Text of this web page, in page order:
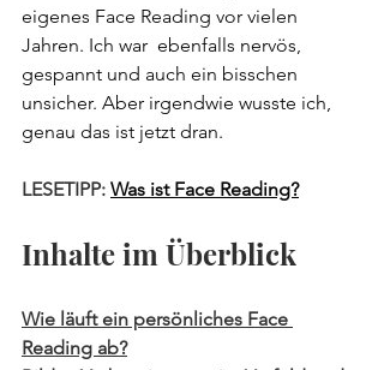
eigenes Face Reading vor vielen
Jahren. Ich war  ebenfalls nervös,
gespannt und auch ein bisschen
unsicher. Aber irgendwie wusste ich,
genau das ist jetzt dran.
LESETIPP: Was ist Face Reading?
Inhalte im Überblick
Wie läuft ein persönliches Face
Reading ab?